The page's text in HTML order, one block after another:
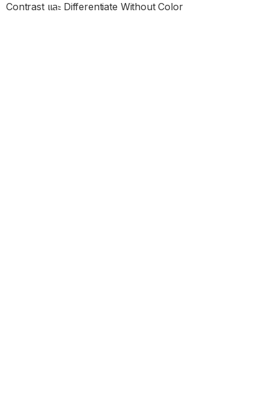
Contrast และ Differentiate Without Color